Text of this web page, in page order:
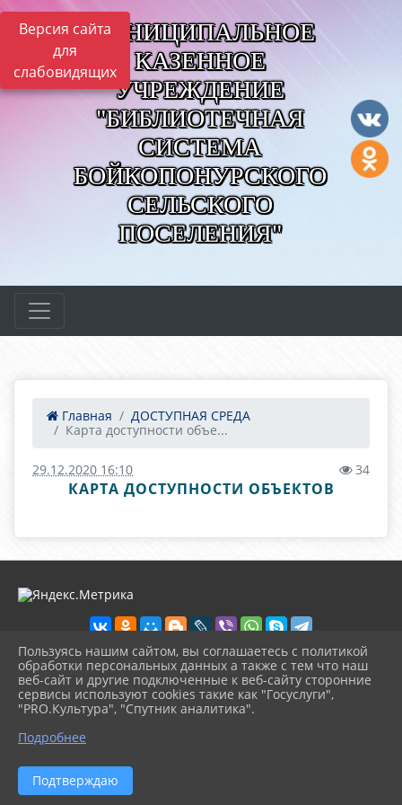
Версия сайта
для
слабовидящих
МУНИЦИПАЛЬНОЕ
КАЗЕННОЕ
УЧРЕЖДЕНИЕ
"БИБЛИОТЕЧНАЯ
СИСТЕМА
БОЙКОПОНУРСКОГО
СЕЛЬСКОГО
ПОСЕЛЕНИЯ"
Главная
ДОСТУПНАЯ СРЕДА
Карта доступности объе...
29.12.2020 16:10 34
КАРТА ДОСТУПНОСТИ ОБЪЕКТОВ
2026 г. boikoponura-lib.kultura23.ru
Вход
Карта сайта
Политика обработки персональных данных
Сделано на KubCMS
Разработка и поддержка
Пользуясь нашим сайтом, вы соглашаетесь с политикой
обработки персональных данных а также с тем что наш
веб-сайт и другие подключенные к веб-сайту сторонние
сервисы используют cookies такие как "Госуслуги",
"PRO.Культура", "Спутник аналитика".
Подробнее
Подтверждаю